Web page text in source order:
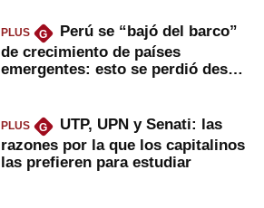
PLUS G
Perú se “bajó del barco”
de crecimiento de países
emergentes: esto se perdió desde
PLUS G
UTP, UPN y Senati: las
razones por la que los capitalinos
las prefieren para estudiar